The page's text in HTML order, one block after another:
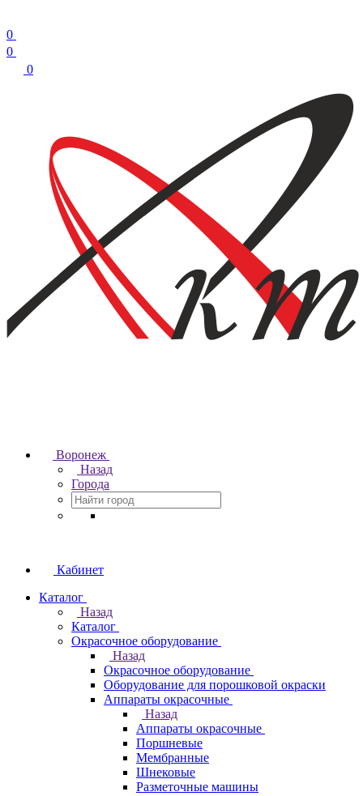
0
0
0
Воронеж
Назад
Города
Кабинет
Каталог
Назад
Каталог
Окрасочное оборудование
Назад
Окрасочное оборудование
Оборудование для порошковой окраски
Аппараты окрасочные
Назад
Аппараты окрасочные
Поршневые
Мембранные
Шнековые
Разметочные машины